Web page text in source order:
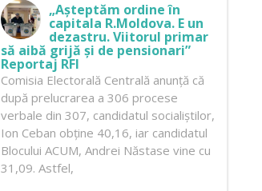
„Așteptăm ordine în
capitala R.Moldova. E un
dezastru. Viitorul primar
să aibă grijă și de pensionari”
Reportaj RFI
Comisia Electorală Centrală anunță că
după prelucrarea a 306 procese
verbale din 307, candidatul socialiștilor,
Ion Ceban obține 40,16, iar candidatul
Blocului ACUM, Andrei Năstase vine cu
31,09. Astfel,